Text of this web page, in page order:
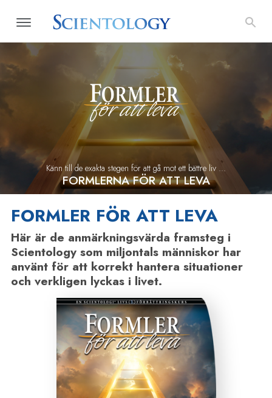
Känn till de exakta stegen för att gå mot ett bättre liv ...
FORMLERNA FÖR ATT LEVA
FORMLER FÖR ATT LEVA
Här är de anmärkningsvärda framsteg i
Scientology som miljontals människor har
använt för att korrekt hantera situationer
och verkligen lyckas i livet.